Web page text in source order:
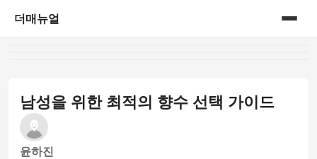
더매뉴얼
남성을 위한 최적의 향수 선택 가이드
윤하진